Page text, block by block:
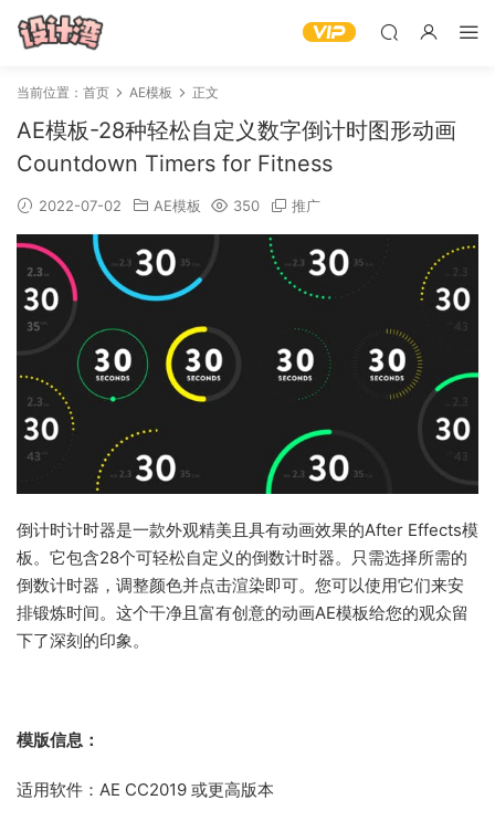
当前位置： 首页 AE模板 正文
AE模板-28种轻松自定义数字倒计时图形动画
Countdown Timers for Fitness
2022-07-02 AE模板 350 推广
倒计时计时器是一款外观精美且具有动画效果的After Effects模
板。它包含28个可轻松自定义的倒数计时器。只需选择所需的
倒数计时器，调整颜色并点击渲染即可。您可以使用它们来安
排锻炼时间。这个干净且富有创意的动画AE模板给您的观众留
下了深刻的印象。
模版信息：
适用软件：AE CC2019 或更高版本